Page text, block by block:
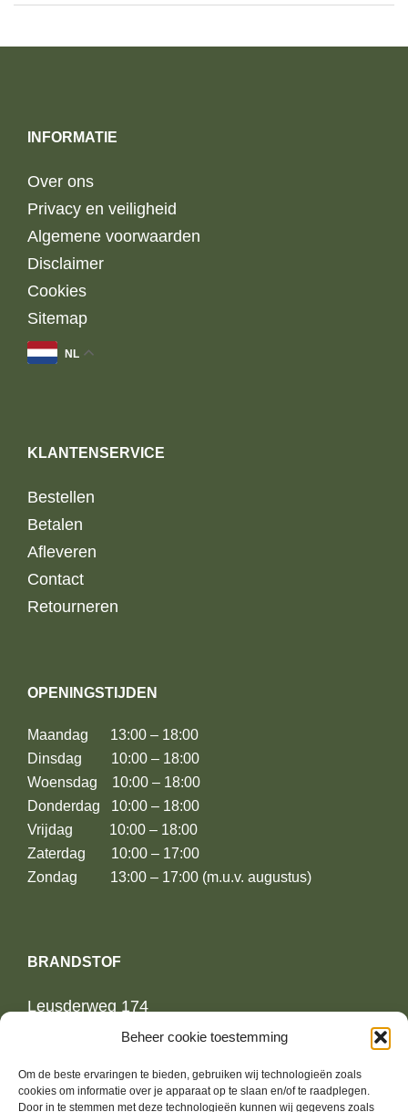
Beheer cookie toestemming
Om de beste ervaringen te bieden, gebruiken wij technologieën zoals
cookies om informatie over je apparaat op te slaan en/of te raadplegen.
Door in te stemmen met deze technologieën kunnen wij gegevens zoals
INFORMATIE
Over ons
Privacy en veiligheid
Algemene voorwaarden
Disclaimer
Cookies
Sitemap
NL
KLANTENSERVICE
Bestellen
Betalen
Afleveren
Contact
Retourneren
OPENINGSTIJDEN
Maandag 13:00 – 18:00
Dinsdag 10:00 – 18:00
Woensdag 10:00 – 18:00
Donderdag 10:00 – 18:00
Vrijdag 10:00 – 18:00
Zaterdag 10:00 – 17:00
Zondag 13:00 – 17:00 (m.u.v. augustus)
BRANDSTOF
Leusderweg 174
3817KE Amersfoort
06-13739364
jurrien@brandstoffashion.nl